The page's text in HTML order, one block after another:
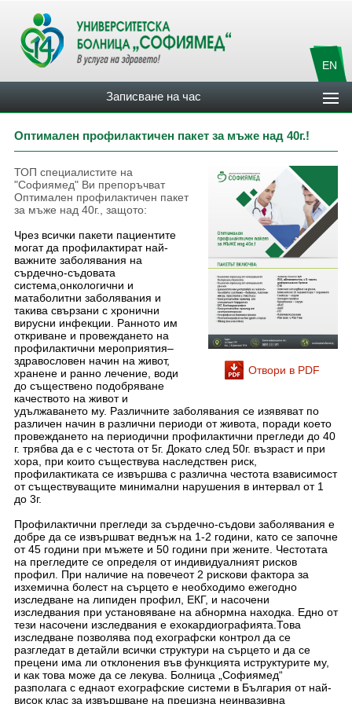
EN
Записване на час
Оптимален профилактичен пакет за мъже над 40г.!
Отвори в PDF
ТОП специалистите на
"Софиямед" Ви препоръчват
Оптимален профилактичен пакет
за мъже над 40г., защото:
Чрез всички пакети пациентите
могат да профилактират най-
важните заболявания на
сърдечно-съдовата
система,онкологични и
матаболитни заболявания и
такива свързани с хронични
вирусни инфекции. Ранното им
откриване и провеждането на
профилактични мероприятия–
здравословен начин на живот,
хранене и ранно лечение, води
до съществено подобряване
качеството на живот и
удължаването му. Различните заболявания се изявяват по
различен начин в различни периоди от живота, поради което
провеждането на периодични профилактични прегледи до 40
г. трябва да е с честота от 5г. Докато след 50г. възраст и при
хора, при които съществува наследствен риск,
профилактиката се извършва с различна честота взависимост
от съществуващите минимални нарушения в интервал от 1
до 3г.
Профилактични прегледи за сърдечно-съдови заболявания е
добре да се извършват веднъж на 1-2 години, като се започне
от 45 години при мъжете и 50 години при жените. Честотата
на прегледите се определя от индивидуалният рисков
профил. При наличие на повечеот 2 рискови фактора за
изхемична болест на сърцето е необходимо ежегодно
изследване на липиден профил, ЕКГ, и насочени
изследвания при установяване на абнормна находка. Едно от
тези насочени изследвания е ехокардиографията.Това
изследване позволява под ехографски контрол да се
разгледат в детайли всички структури на сърцето и да се
прецени има ли отклонения във функцията иструктурите му,
и как това може да се лекува. Болница „Софиямед“
разполага с еднаот ехографские системи в България от най-
висок клас за извършване на прецизна неинвазивна